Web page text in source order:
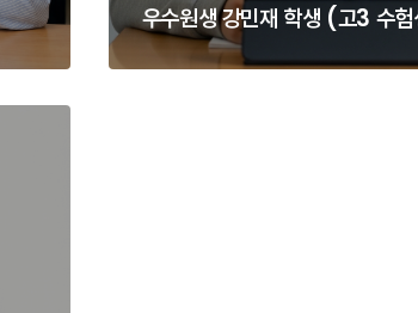
우수원생 강민재 학생 (고3 수